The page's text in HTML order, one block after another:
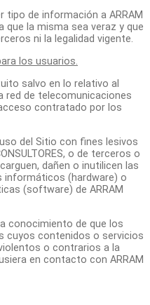
tipo de información a ARRAM
que la misma sea veraz y que
ni la legalidad vigente.
los usuarios.
salvo en lo relativo al
red de telecomunicaciones
contratado por los
del Sitio con fines lesivos
o de terceros o
dañen o inutilicen las
informáticos (hardware) o
(software) de ARRAM
conocimiento de que los
cuyos contenidos o servicios
o contrarios a la
en contacto con ARRAM